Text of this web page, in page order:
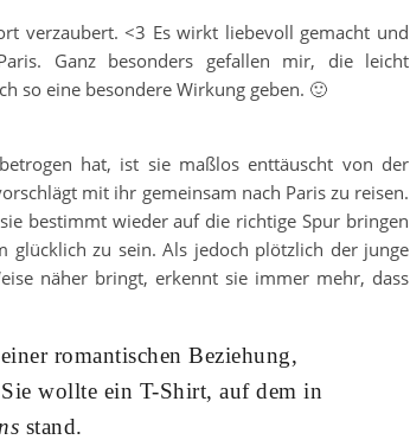
verzaubert. <3 Es wirkt liebevoll gemacht und
Ganz besonders gefallen mir, die leicht
so eine besondere Wirkung geben. 🙂
hat, ist sie maßlos enttäuscht von der
mit ihr gemeinsam nach Paris zu reisen.
bestimmt wieder auf die richtige Spur bringen
zu sein. Als jedoch plötzlich der junge
näher bringt, erkennt sie immer mehr, dass
romantischen Beziehung,
wollte ein T-Shirt, auf dem in
stand.